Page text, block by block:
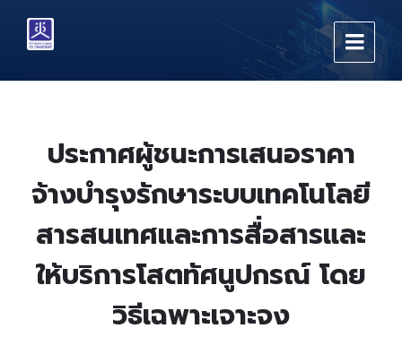
content
main
footer
ประกาศผู้ชนะการเสนอราคา
จ้างบำรุงรักษาระบบเทคโนโลยี
สารสนเทศและการสื่อสารและ
ให้บริการโสตทัศนูปกรณ์ โดย
วิธีเฉพาะเจาะจง